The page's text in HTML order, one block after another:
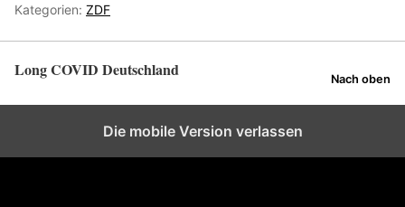
Kategorien: ZDF
Long COVID Deutschland Nach oben
Die mobile Version verlassen